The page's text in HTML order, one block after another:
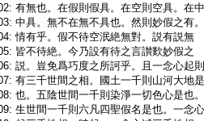
有無也。在假則假具。在空則空具。在
中具。無不在無不具也。然則妙假之有
情有乎。假不待空泯絶無對。説有説無
皆不待絶。今乃設有待之言讃歎妙假之
説。豈免爲巧度之所訶乎。且一念心起則
有三千世間之相。國土一千則山河大地是
也。五陰世間一千則染淨一切色心是也
生世間一千則六凡四聖假名是也。一念心